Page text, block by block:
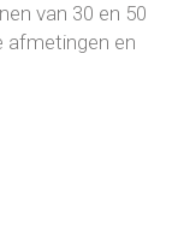
van 30 en 50
afmetingen en